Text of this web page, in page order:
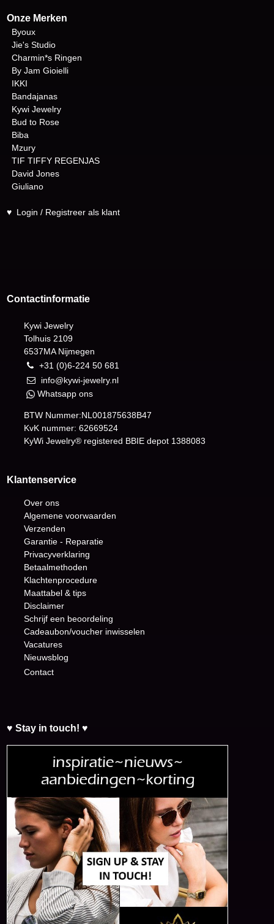
Onze Merken
Byoux
Jie's Studio
Charmin*s Ringen
By Jam Gioielli
IKKI
Bandajanas
Kywi Jewelry
Bud to Rose
Biba
Mzury
TIF TIFFY REGENJAS
David Jones
Giuliano
♥ Login / Registreer als klant
Contactinformatie
Kywi Jewelry
Tolhuis 2109
6537MA Nijmegen
+31 (0)6-224 50 681
info@kywi-jewelry.nl
Whatsapp ons
BTW Nummer:NL001875638B47
KvK nummer: 62669524
KyWi Jewelry® registered BBIE depot 1388083
Klantenservice
Over ons
Algemene voorwaarden
Verzenden
Garantie - Reparatie
Privacyverklaring
Betaalmethoden
Klachtenprocedure
Maattabel & tips
Disclaimer
Schrijf een beoordeling
Cadeaubon/voucher inwisselen
Vacatures
Nieuwsblog
Contact
♥ Stay in touch! ♥